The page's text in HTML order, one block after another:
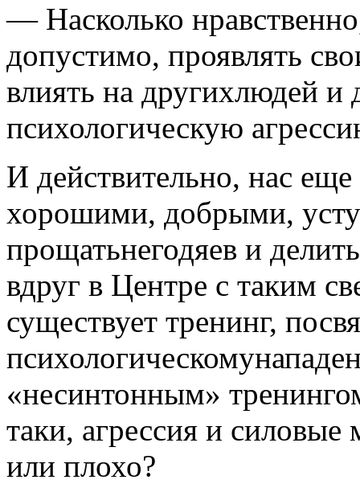
— Насколько
допустимо, проявлять
влиять на другихлюдей и
психологическую
И действительно, нас
хорошими, добрыми,
прощатьнегодяев и
вдруг в Центре с таким
существует тренинг,
«несинтонным»
таки, агрессия и
или плохо?